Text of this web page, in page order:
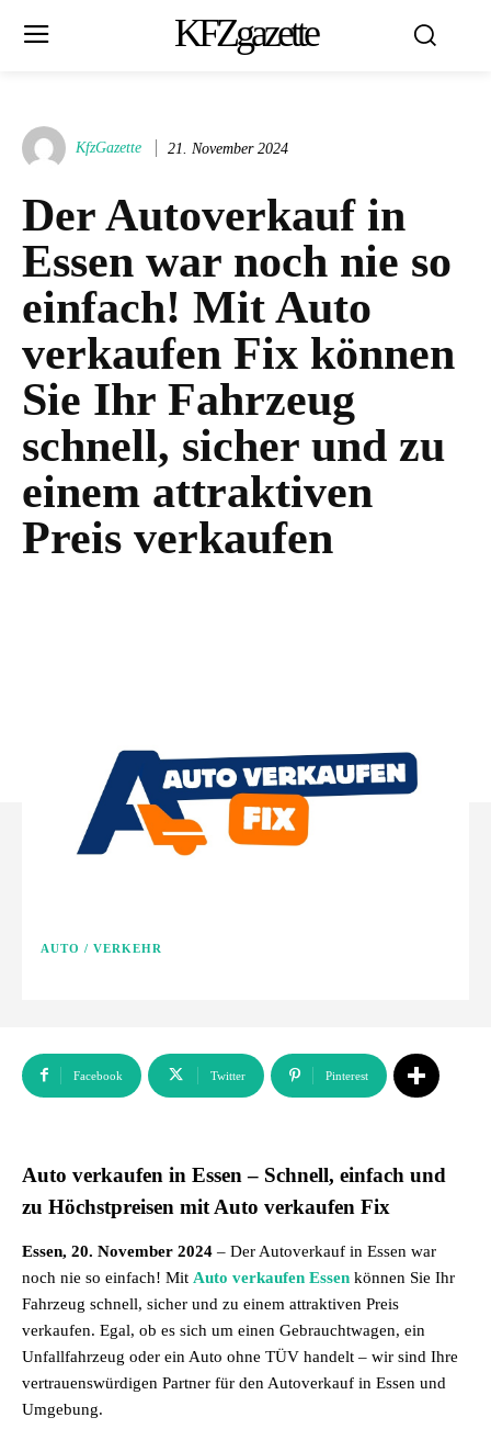
KFZgazette
KfzGazette 21. November 2024
Der Autoverkauf in
Essen war noch nie so
einfach! Mit Auto
verkaufen Fix können
Sie Ihr Fahrzeug
schnell, sicher und zu
einem attraktiven
Preis verkaufen
AUTO / VERKEHR
Facebook Twitter Pinterest
Auto verkaufen in Essen – Schnell, einfach und
zu Höchstpreisen mit Auto verkaufen Fix
Essen, 20. November 2024 – Der Autoverkauf in Essen war
noch nie so einfach! Mit Auto verkaufen Essen können Sie Ihr
Fahrzeug schnell, sicher und zu einem attraktiven Preis
verkaufen. Egal, ob es sich um einen Gebrauchtwagen, ein
Unfallfahrzeug oder ein Auto ohne TÜV handelt – wir sind Ihre
vertrauenswürdigen Partner für den Autoverkauf in Essen und
Umgebung.